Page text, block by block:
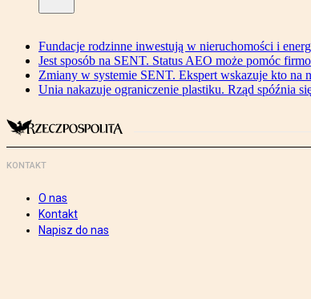
Fundacje rodzinne inwestują w nieruchomości i
Jest sposób na SENT. Status AEO może pomóc
Zmiany w systemie SENT. Ekspert wskazuje kto na
Unia nakazuje ograniczenie plastiku. Rząd spóźnia
KONTAKT
O nas
Kontakt
Napisz do nas